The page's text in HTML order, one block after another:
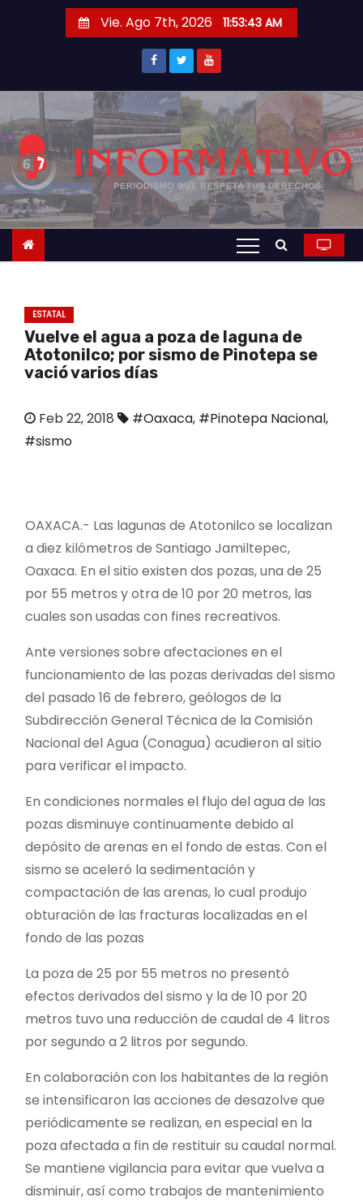
r
a
c
o
t
Vie. Ago 7th, 2026 11:53:43 AM
ESTATAL
Vuelve el agua a poza de laguna de
Atotonilco; por sismo de Pinotepa se
vació varios días
Feb 22, 2018 #Oaxaca, #Pinotepa Nacional,
#sismo
OAXACA.- Las lagunas de Atotonilco se localizan
a diez kilómetros de Santiago Jamiltepec,
Oaxaca. En el sitio existen dos pozas, una de 25
por 55 metros y otra de 10 por 20 metros, las
cuales son usadas con fines recreativos.
Ante versiones sobre afectaciones en el
funcionamiento de las pozas derivadas del sismo
del pasado 16 de febrero, geólogos de la
Subdirección General Técnica de la Comisión
Nacional del Agua (Conagua) acudieron al sitio
para verificar el impacto.
En condiciones normales el flujo del agua de las
pozas disminuye continuamente debido al
depósito de arenas en el fondo de estas. Con el
sismo se aceleró la sedimentación y
compactación de las arenas, lo cual produjo
obturación de las fracturas localizadas en el
fondo de las pozas
La poza de 25 por 55 metros no presentó
efectos derivados del sismo y la de 10 por 20
metros tuvo una reducción de caudal de 4 litros
por segundo a 2 litros por segundo.
En colaboración con los habitantes de la región
se intensificaron las acciones de desazolve que
periódicamente se realizan, en especial en la
poza afectada a fin de restituir su caudal normal.
Se mantiene vigilancia para evitar que vuelva a
disminuir, así como trabajos de mantenimiento